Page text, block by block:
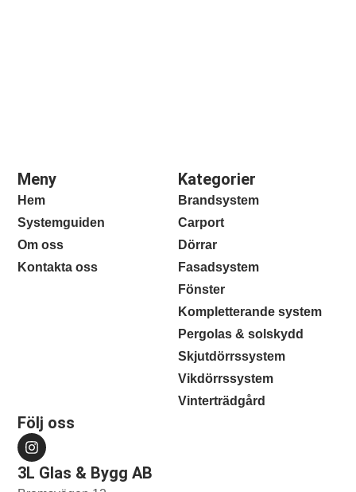
3L Glas & Bygg AB
Meny
Hem
Systemguiden
Om oss
Kontakta oss
Kategorier
Brandsystem
Carport
Dörrar
Fasadsystem
Fönster
Kompletterande system
Pergolas & solskydd
Skjutdörrssystem
Vikdörrssystem
Vinterträdgård
Följ oss